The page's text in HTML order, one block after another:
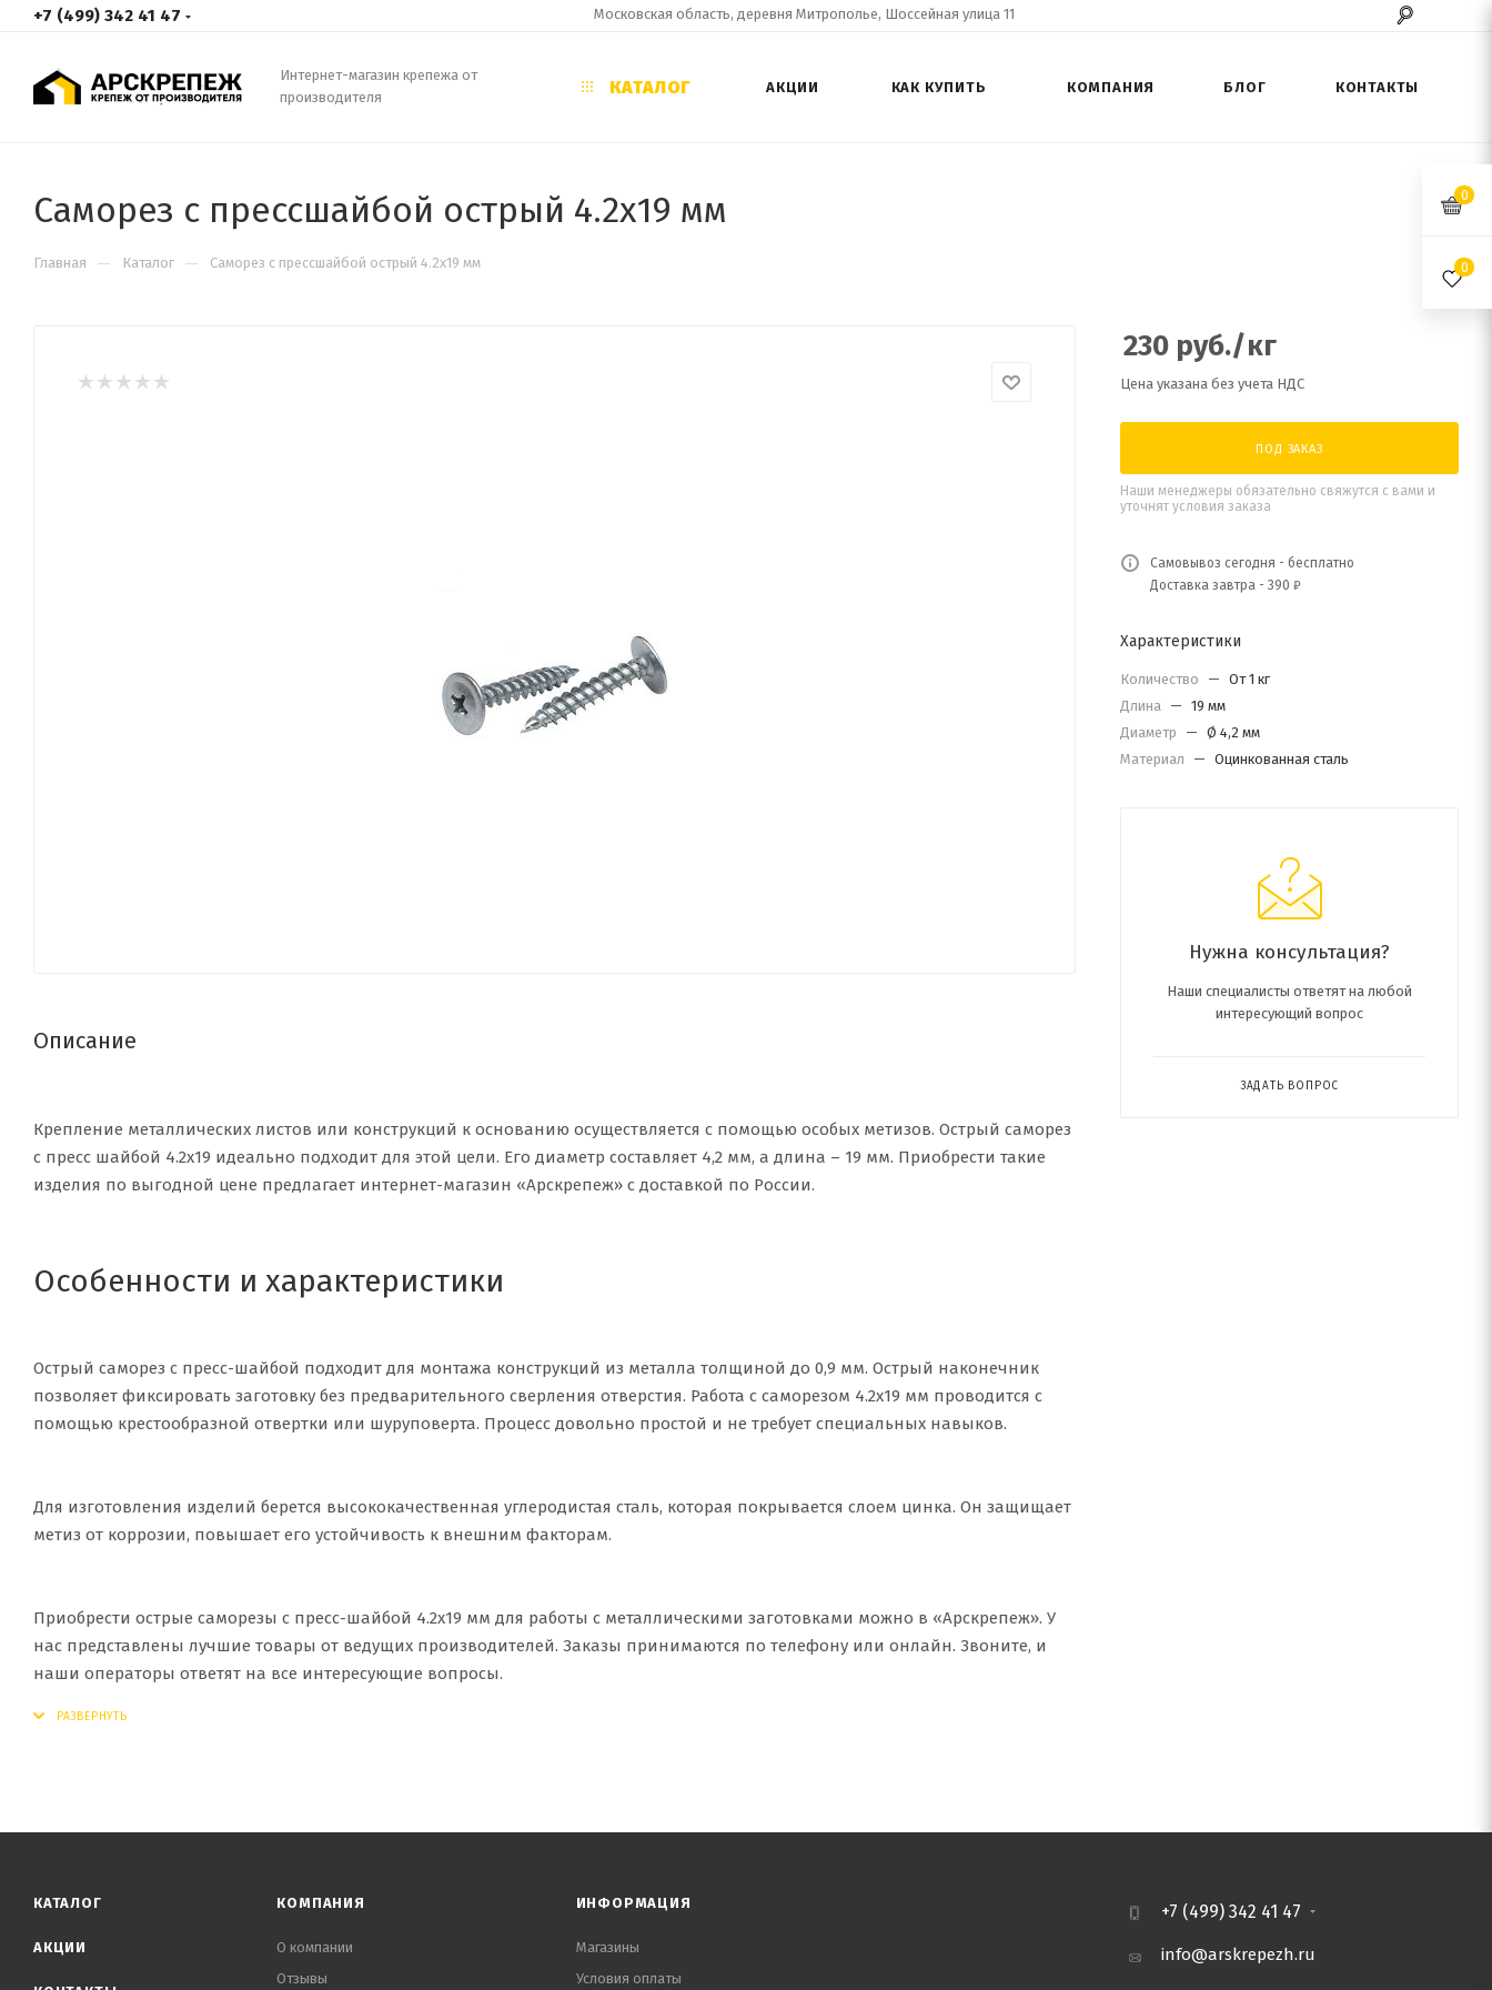
+7 (499) 342 41 47 Московская область, деревня Митрополье, Шоссейная улица 11
Интернет-магазин крепежа от
производителя
КАТАЛОГ АКЦИИ КАК КУПИТЬ КОМПАНИЯ БЛОГ КОНТАКТЫ
Саморез с прессшайбой острый 4.2х19 мм
Главная — Каталог — Саморез с прессшайбой острый 4.2х19 мм
Описание
Крепление металлических листов или конструкций к основанию осуществляется с помощью особых метизов. Острый саморез
с пресс шайбой 4.2x19 идеально подходит для этой цели. Его диаметр составляет 4,2 мм, а длина – 19 мм. Приобрести такие
изделия по выгодной цене предлагает интернет-магазин «Арскрепеж» с доставкой по России.
Особенности и характеристики
Острый саморез с пресс-шайбой подходит для монтажа конструкций из металла толщиной до 0,9 мм. Острый наконечник
позволяет фиксировать заготовку без предварительного сверления отверстия. Работа с саморезом 4.2x19 мм проводится с
помощью крестообразной отвертки или шуруповерта. Процесс довольно простой и не требует специальных навыков.
Для изготовления изделий берется высококачественная углеродистая сталь, которая покрывается слоем цинка. Он защищает
метиз от коррозии, повышает его устойчивость к внешним факторам.
Приобрести острые саморезы с пресс-шайбой 4.2x19 мм для работы с металлическими заготовками можно в «Арскрепеж». У
нас представлены лучшие товары от ведущих производителей. Заказы принимаются по телефону или онлайн. Звоните, и
наши операторы ответят на все интересующие вопросы.
230 руб./кг
Цена указана без учета НДС
ПОД ЗАКАЗ
Наши менеджеры обязательно свяжутся с вами и
уточнят условия заказа
Самовывоз сегодня - бесплатно
Доставка завтра - 390 ₽
Характеристики
Количество — От 1 кг
Длина — 19 мм
Диаметр
— Ø 4,2 мм
Материал
— Оцинкованная сталь
Нужна консультация?
Наши специалисты ответят на любой
интересующий вопрос
ЗАДАТЬ ВОПРОС
КАТАЛОГ
АКЦИИ
КОМПАНИЯ
О компании
Отзывы
ИНФОРМАЦИЯ
Магазины
Условия оплаты
+7 (499) 342 41 47
info@arskrepezh.ru
0
0